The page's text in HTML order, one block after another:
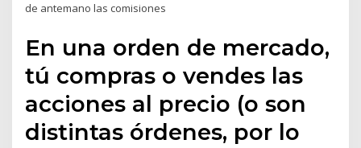
de antemano las comisiones
En una orden de mercado,
tú compras o vendes las
acciones al precio (o son
distintas órdenes, por lo